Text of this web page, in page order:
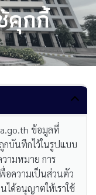
คุกกี้
ข้อมูลที่
กบันทึกไว้ในรูปแบบ
ามหมาย การ
อความเป็นส่วนตัว
ได้อนุญาตให้เราใช้